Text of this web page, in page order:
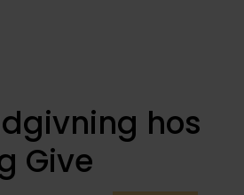
hos
Give